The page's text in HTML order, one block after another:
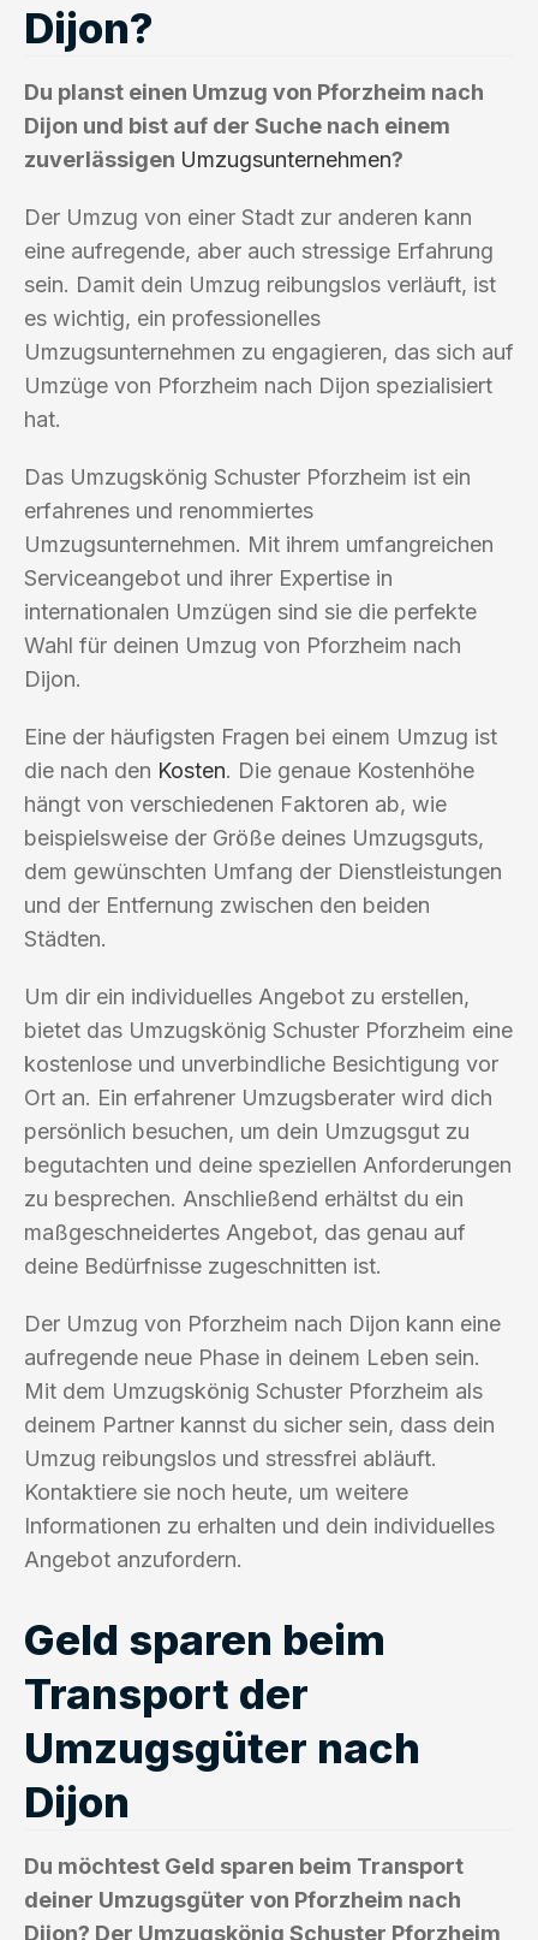
Dijon?
Du planst einen Umzug von Pforzheim nach
Dijon und bist auf der Suche nach einem
zuverlässigen Umzugsunternehmen?
Der Umzug von einer Stadt zur anderen kann
eine aufregende, aber auch stressige Erfahrung
sein. Damit dein Umzug reibungslos verläuft, ist
es wichtig, ein professionelles
Umzugsunternehmen zu engagieren, das sich auf
Umzüge von Pforzheim nach Dijon spezialisiert
hat.
Das Umzugskönig Schuster Pforzheim ist ein
erfahrenes und renommiertes
Umzugsunternehmen. Mit ihrem umfangreichen
Serviceangebot und ihrer Expertise in
internationalen Umzügen sind sie die perfekte
Wahl für deinen Umzug von Pforzheim nach
Dijon.
Eine der häufigsten Fragen bei einem Umzug ist
die nach den Kosten. Die genaue Kostenhöhe
hängt von verschiedenen Faktoren ab, wie
beispielsweise der Größe deines Umzugsguts,
dem gewünschten Umfang der Dienstleistungen
und der Entfernung zwischen den beiden
Städten.
Um dir ein individuelles Angebot zu erstellen,
bietet das Umzugskönig Schuster Pforzheim eine
kostenlose und unverbindliche Besichtigung vor
Ort an. Ein erfahrener Umzugsberater wird dich
persönlich besuchen, um dein Umzugsgut zu
begutachten und deine speziellen Anforderungen
zu besprechen. Anschließend erhältst du ein
maßgeschneidertes Angebot, das genau auf
deine Bedürfnisse zugeschnitten ist.
Der Umzug von Pforzheim nach Dijon kann eine
aufregende neue Phase in deinem Leben sein.
Mit dem Umzugskönig Schuster Pforzheim als
deinem Partner kannst du sicher sein, dass dein
Umzug reibungslos und stressfrei abläuft.
Kontaktiere sie noch heute, um weitere
Informationen zu erhalten und dein individuelles
Angebot anzufordern.
Geld sparen beim
Transport der
Umzugsgüter nach
Dijon
Du möchtest Geld sparen beim Transport
deiner Umzugsgüter von Pforzheim nach
Dijon? Der Umzugskönig Schuster Pforzheim